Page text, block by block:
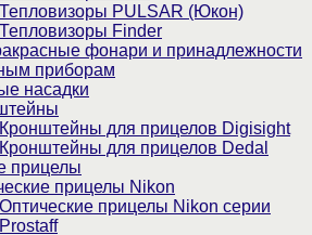
Тепловизоры PULSAR (Юкон)
Тепловизоры Finder
фонари и принадлежности
приборам
насадки
Кронштейны для прицелов Digisight
Кронштейны для прицелов Dedal
прицелы
прицелы Nikon
Оптические прицелы Nikon серии
Prostaff